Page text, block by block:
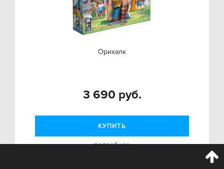
Орихалк
3 690 руб.
КУПИТЬ
подробнее